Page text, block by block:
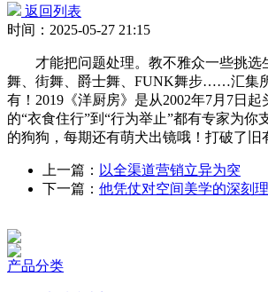
返回列表
时间：2025-05-27 21:15
才能把问题处理。教不雅众一些挑选生
舞、街舞、爵士舞、FUNK舞步……汇集
有！2019《洋厨房》是从2002年7月7日
的“衣食住行”到“行为举止”都有专家为
的狗狗，每期还有萌犬出镜哦！打破了旧
上一篇： 以全渠道营销立异为突
下一篇： 他凭仗对空间美学的深刻
产品分类